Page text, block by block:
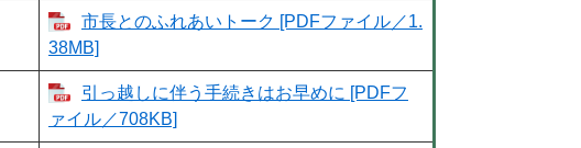
市長とのふれあいトーク [PDFファイル／1.
38MB]
引っ越しに伴う手続きはお早めに [PDFフ
ァイル／708KB]